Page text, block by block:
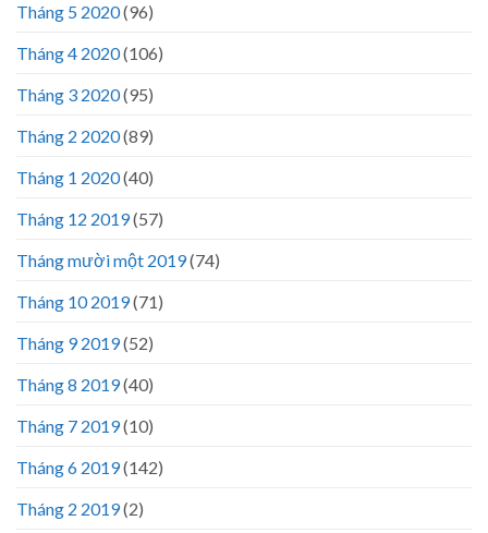
Tháng 5 2020(96)
Tháng 4 2020(106)
Tháng 3 2020(95)
Tháng 2 2020(89)
Tháng 1 2020(40)
Tháng 12 2019(57)
Tháng mười một 2019(74)
Tháng 10 2019(71)
Tháng 9 2019(52)
Tháng 8 2019(40)
Tháng 7 2019(10)
Tháng 6 2019(142)
Tháng 2 2019(2)